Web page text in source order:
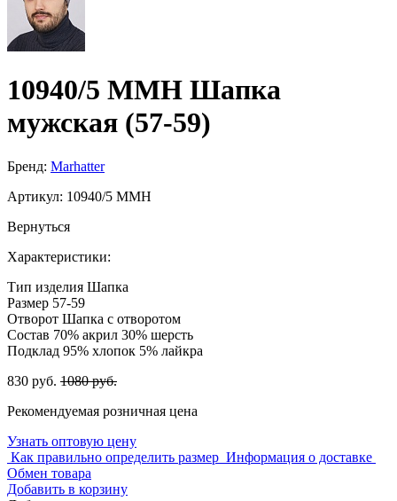
10940/5 MMH Шапка
мужская (57-59)
Бренд: Marhatter
Артикул: 10940/5 MMH
Вернуться
Характеристики:
Тип изделия Шапка
Размер 57-59
Отворот Шапка с отворотом
Состав 70% акрил 30% шерсть
Подклад 95% хлопок 5% лайкра
830 руб. 1080 руб.
Рекомендуемая розничная цена
Узнать оптовую цену
Как правильно определить размер Информация о доставке
Обмен товара
Добавить в корзину